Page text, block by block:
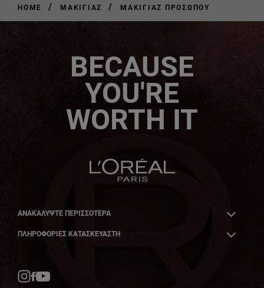
HOME / ΜΑΚΙΓΙΆΖ / ΜΑΚΙΓΙΆΖ ΠΡΟΣΏΠΟΥ
BECAUSE
YOU'RE
WORTH IT
ΑΝΑΚΑΛΎΨΤΕ ΠΕΡΙΣΣΌΤΕΡΑ
ΠΛΗΡΟΦΟΡΙΕΣ ΚΑΤΑΣΚΕΥΑΣΤΗ